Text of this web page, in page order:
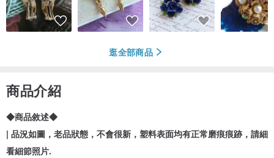
逛全部商品
商品介紹
◆商品敘述◆
| 品況如圖，老品狀態，不會很新，塑料表面均有正常磨痕痕跡，請細
看細節照片.